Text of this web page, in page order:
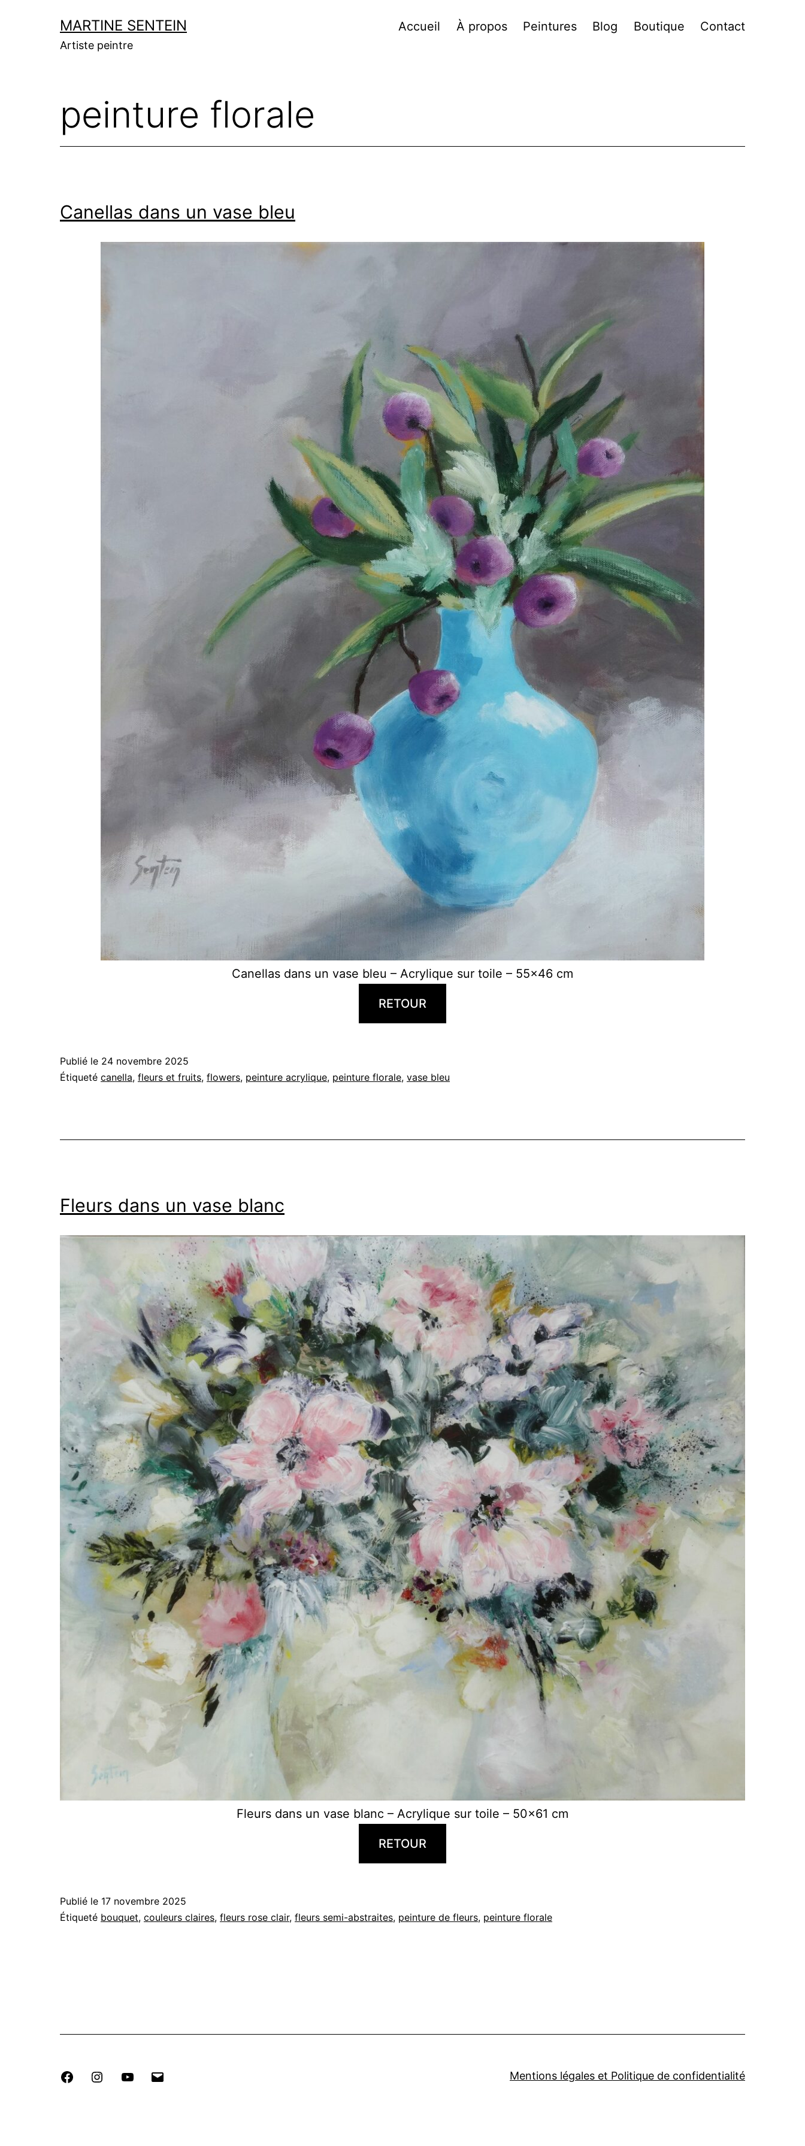
MARTINE SENTEIN
Artiste peintre
Accueil À propos Peintures Blog Boutique Contact
peinture florale
Canellas dans un vase bleu
Canellas dans un vase bleu – Acrylique sur toile – 55×46 cm
RETOUR
Publié le 24 novembre 2025
Étiqueté canella, fleurs et fruits, flowers, peinture acrylique, peinture florale, vase bleu
Fleurs dans un vase blanc
Fleurs dans un vase blanc – Acrylique sur toile – 50×61 cm
RETOUR
Publié le 17 novembre 2025
Étiqueté bouquet, couleurs claires, fleurs rose clair, fleurs semi-abstraites, peinture de fleurs, peinture florale
FacebookInstagramYoutube Mentions légales et Politique de confidentialité